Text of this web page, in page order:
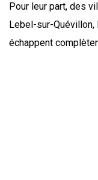
Pour leur part, des
Lebel-sur-Quévillon,
échappent